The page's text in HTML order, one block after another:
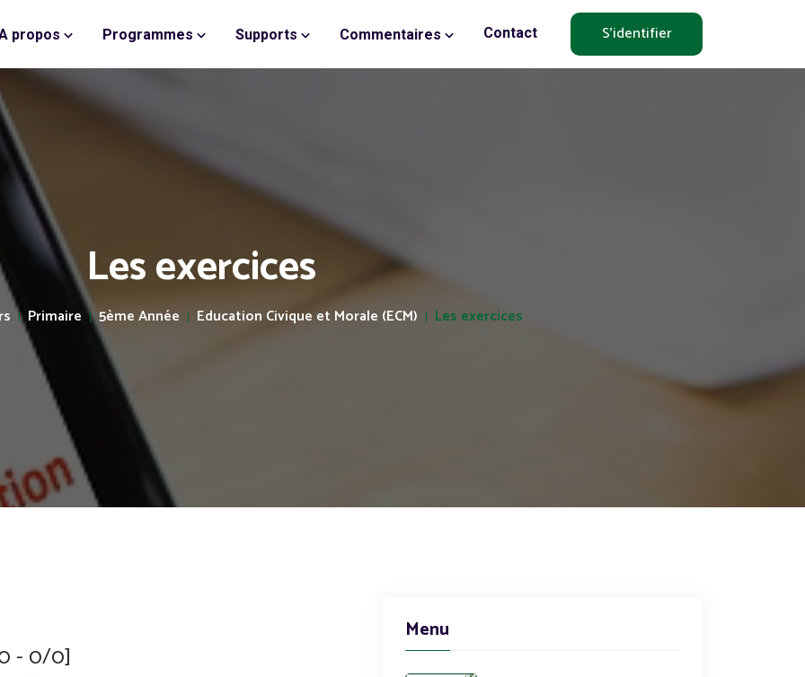
propos Programmes Supports Commentaires Contact S'identifier
Les exercices
Primaire 5ème Année Education Civique et Morale (ECM) Les exercices
- 0/0]
Menu